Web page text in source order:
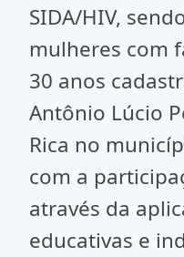
SIDA/HIV,
mulheres com
30 anos
Antônio Lúcio
Rica no
com a
através da
educativas e